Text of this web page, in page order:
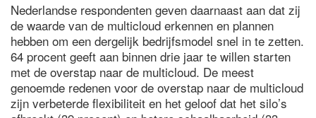
Nederlandse respondenten geven daarnaast aan dat zij
de waarde van de multicloud erkennen en plannen
hebben om een dergelijk bedrijfsmodel snel in te zetten.
64 procent geeft aan binnen drie jaar te willen starten
met de overstap naar de multicloud. De meest
genoemde redenen voor de overstap naar de multicloud
zijn verbeterde flexibiliteit en het geloof dat het silo’s